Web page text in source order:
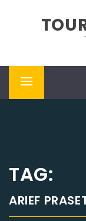
Primary
TAG:
ARIEF